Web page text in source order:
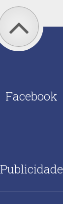
Facebook
Publicidade